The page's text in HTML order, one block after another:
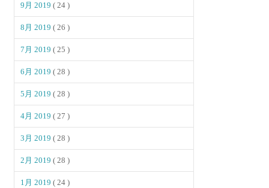
9月 2019( 24 )
8月 2019( 26 )
7月 2019( 25 )
6月 2019( 28 )
5月 2019( 28 )
4月 2019( 27 )
3月 2019( 28 )
2月 2019( 28 )
1月 2019( 24 )